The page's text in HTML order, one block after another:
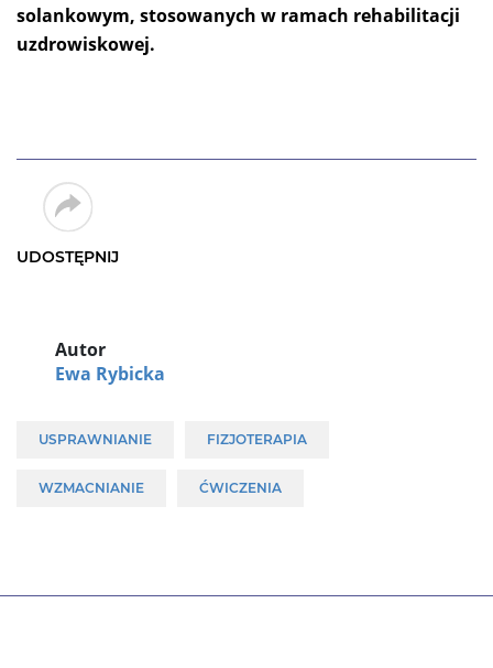
solankowym, stosowanych w ramach rehabilitacji
uzdrowiskowej.
UDOSTĘPNIJ
Autor
Ewa Rybicka
USPRAWNIANIE FIZJOTERAPIA
WZMACNIANIE ĆWICZENIA